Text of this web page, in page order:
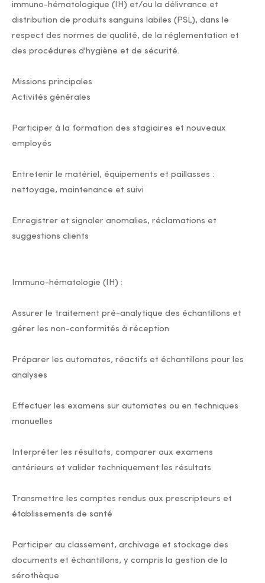
immuno-hématologique (IH) et/ou la délivrance et
distribution de produits sanguins labiles (PSL), dans le
respect des normes de qualité, de la réglementation et
des procédures d'hygiène et de sécurité.
Missions principales
Activités générales
Participer à la formation des stagiaires et nouveaux
employés
Entretenir le matériel, équipements et paillasses :
nettoyage, maintenance et suivi
Enregistrer et signaler anomalies, réclamations et
suggestions clients
Immuno-hématologie (IH) :
Assurer le traitement pré-analytique des échantillons et
gérer les non-conformités à réception
Préparer les automates, réactifs et échantillons pour les
analyses
Effectuer les examens sur automates ou en techniques
manuelles
Interpréter les résultats, comparer aux examens
antérieurs et valider techniquement les résultats
Transmettre les comptes rendus aux prescripteurs et
établissements de santé
Participer au classement, archivage et stockage des
documents et échantillons, y compris la gestion de la
sérothèque